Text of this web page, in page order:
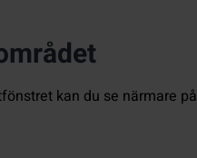
kan du se närmare på